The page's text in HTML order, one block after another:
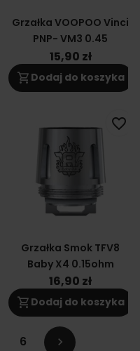
Grzałka VOOPOO Vinci
PNP- VM3 0.45
15,90 zł
shopping_cart Dodaj do koszyka
Grzałka Smok TFV8
Baby X4 0.15ohm
16,90 zł
shopping_cart Dodaj do koszyka
favorite_border
6 